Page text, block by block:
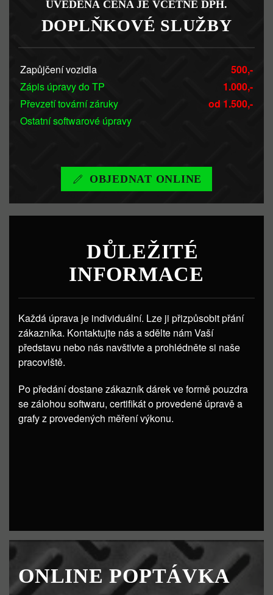
UVEDENÁ CENA JE VČETNĚ DPH.
DOPLŇKOVÉ SLUŽBY
Zapůjčení vozidla
500,-
Zápis úpravy do TP
1.000,-
Převzetí tovární záruky
od 1.500,-
Ostatní softwarové úpravy
OBJEDNAT ONLINE
DŮLEŽITÉ
INFORMACE
Každá úprava je individuální. Lze ji přizpůsobit přání
zákazníka. Kontaktujte nás a sdělte nám Vaší
představu nebo nás navštivte a prohlédněte si naše
pracoviště.
Po předání dostane zákazník dárek ve formě pouzdra
se zálohou softwaru, certifikát o provedené úpravě a
grafy z provedených měření výkonu.
ONLINE POPTÁVKA